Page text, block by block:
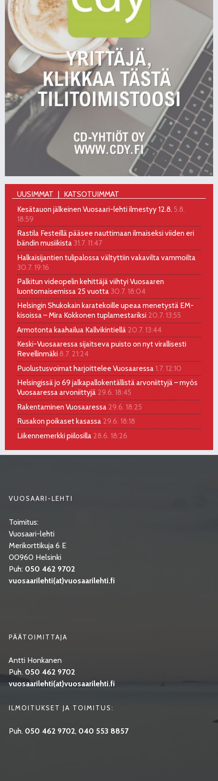
UUSIMMAT
KATSOTUIMMAT
Kesätauon jälkeinen Vuosaari-lehti ilmestyy 12.8. 5.8.
18:59
Rastila Festeillä pääsee nauttimaan ilmaiseksi viiden eri
bändin musiikista 31.7. 11:47
Halkaisijantien tulipalossa vältyttiin vakavilta vammoilta
30.7. 19:16
Palkitun videopelin kehittäjä viihtyi Vuosaaren
luontomaisemissa 25 vuotta 30.7. 18:04
Helsingin Shukokain karatekoille upeaa menetystä EM-
kisoissa – Mira Kokkonen tuplamestariksi 20.7. 13:55
Armotonta kaahailua Kallvikintiellä 20.7. 13:44
Keski-Vuosaaressa sijaitseva puisto on nyt virallisesti
Revellinmäki 8.7. 21:24
Puolustusvoimat harjoittelee Vuosaaressa 1.7. 12:10
Helsingissä jo 69 jalkapallokentällistä arvoniittyjä – myös
Vuosaaressa arvoniittyjä 29.6. 18:45
Rakentaminen Vuosaaressa 29.6. 18:25
Rusakon poikaset kasassa 29.6. 18:18
Liikennemerkki piilosilla 28.6. 18:26
VUOSAARI-LEHTI
Toimitus:
Vuosaari-lehti
Merikorttikuja 6 E
00960 Helsinki
Puh: 050 462 9702
vuosaarilehti(at)vuosaarilehti.fi
PÄÄTOIMITTAJA
Antti Honkanen
Puh. 050 462 9702
vuosaarilehti(at)vuosaarilehti.fi
ILMOITUKSET JA TOIMITUS:
Puh. 050 462 9702, 040 553 8857